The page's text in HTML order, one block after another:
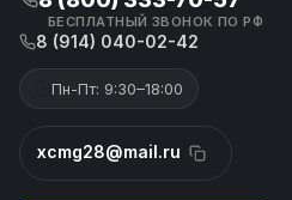
БЕСПЛАТНЫЙ ЗВОНОК ПО РФ
8 (914) 040-02-42
Пн-Пт: 9:30–18:00
xcmg28@mail.ru